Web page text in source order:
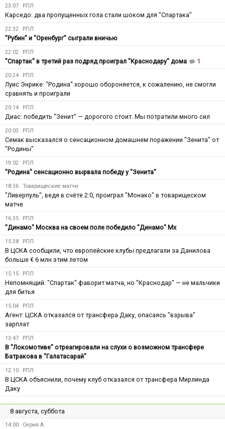
23:07 РПЛ
Карседо: два пропущенных гола стали шоком для "Спартака"
22:32 РПЛ
"Рубин" и "Оренбург" сыграли вничью
22:02 РПЛ
"Спартак" в третий раз подряд проиграл "Краснодару" дома 1
20:24 РПЛ
Луис Энрике: "Родина" хорошо обороняется, к сожалению, не смогли
сравнять и проиграли
20:14 РПЛ
Диас: победить "Зенит" — дорогого стоит. Мы потратили много сил
20:03 РПЛ
Семак высказался о сенсационном домашнем поражении "Зенита" от
"Родины"
19:02 РПЛ
"Родина" сенсационно вырвала победу у "Зенита"
18:36 Товарищеские матчи
"Ливерпуль", ведя в счёте 2:0, проиграл "Монако" в товарищеском
матче
16:35 РПЛ
"Динамо" Москва на своем поле победило "Динамо" Мх
15:38 РПЛ
В ЦСКА сообщили, что европейские клубы предлагали за Данилова
больше € 6 млн этим летом
15:15 РПЛ
Непомнящий: "Спартак" фаворит матча, но "Краснодар" — не мальчики
для битья
15:04 РПЛ
Агент: ЦСКА отказался от трансфера Даку, опасаясь "взрыва"
зарплат
13:47 РПЛ
В "Локомотиве" отреагировали на слухи о возможном трансфере
Батракова в "Галатасарай"
12:10 РПЛ
В ЦСКА объяснили, почему клуб отказался от трансфера Мирлинда
Даку
8 августа, суббота
14:00 Серия А